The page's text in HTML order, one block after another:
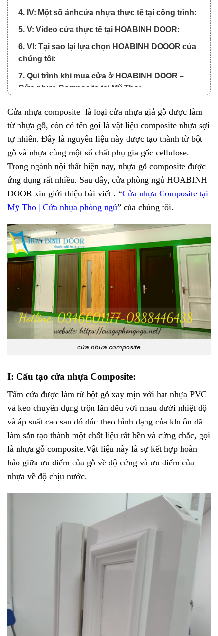
4. IV: Một số ảnhcửa nhựa thực tế tại công trình:
5. V: Video cửa thực tế tại HOABINH DOOR:
6. VI: Tại sao lại lựa chọn HOABINH DOOOR của
chúng tôi:
7. Qui trình khi mua cửa ở HOABINH DOOR –
Cửa nhựa Composite tại Mỹ Tho:
cửa nhựa Composite :
Cửa nhựa composite là loại cửa nhựa giả gỗ được làm
từ nhựa gỗ, còn có tên gọi là vật liệu composite nhựa sợi
tự nhiên. Đây là nguyên liệu này được tạo thành từ bột
gỗ và nhựa cùng một số chất phụ gia gốc cellulose.
Trong ngành nội thất hiện nay, nhựa gỗ composite được
ứng dụng rất nhiều. Sau đây, cửa phòng ngủ HOABINH
DOOR xin giới thiệu bài viết : “Cửa nhựa Composite tại
Mỹ Tho | Cửa nhựa phòng ngủ” của chúng tôi.
cửa nhựa composite
I: Cấu tạo cửa nhựa Composite:
Tấm cửa được làm từ bột gỗ xay mịn với hạt nhựa PVC
và keo chuyên dụng trộn lẫn đều với nhau dưới nhiệt độ
và áp suất cao sau đó đúc theo hình dạng của khuôn đã
làm sẵn tạo thành một chất liệu rất bền và cứng chắc, gọi
là nhựa gỗ composite.Vật liệu này là sự kết hợp hoàn
hảo giữa ưu điểm của gỗ về độ cứng và ưu điểm của
nhựa về độ chịu nước.